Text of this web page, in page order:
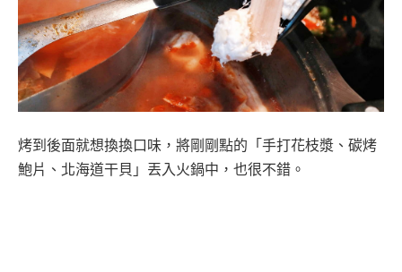
烤到後面就想換換口味，將剛剛點的「手打花枝漿、碳烤
鮑片、北海道干貝」丟入火鍋中，也很不錯。